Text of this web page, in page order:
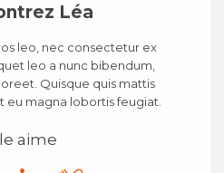
Léa
leo, nec consectetur ex
leo a nunc bibendum,
Quisque quis mattis
eu magna lobortis feugiat.
aime